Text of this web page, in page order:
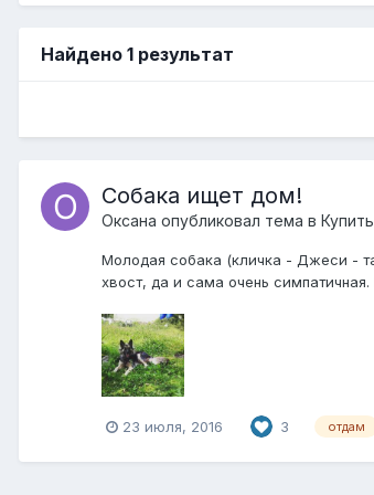
Найдено 1 результат
Собака ищет дом!
Оксана опубликовал тема в
Молодая собака (кличка - Джеси -
хвост, да и сама очень
23 июля, 2016 3 отдам